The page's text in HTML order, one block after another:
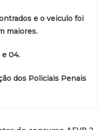
e o veiculo foi
maiores.
04.
dos Policiais Penais